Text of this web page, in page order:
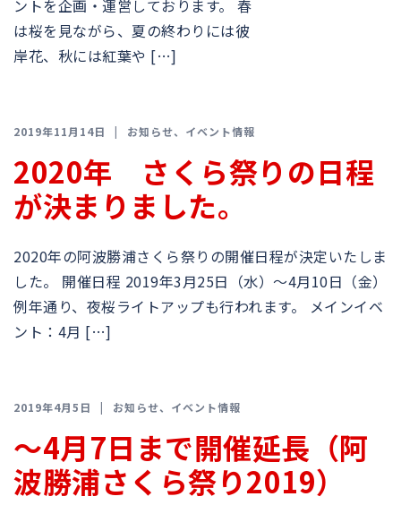
ントを企画・運営しております。 春
は桜を見ながら、夏の終わりには彼
岸花、秋には紅葉や […]
2019年11月14日 お知らせ、 イベント情報
2020年 さくら祭りの日程
が決まりました。
2020年の阿波勝浦さくら祭りの開催日程が決定いたしま
した。 開催日程 2019年3月25日（水）〜4月10日（金）
例年通り、夜桜ライトアップも行われます。 メインイベ
ント：4月 […]
2019年4月5日 お知らせ、 イベント情報
〜4月7日まで開催延長（阿
波勝浦さくら祭り2019）